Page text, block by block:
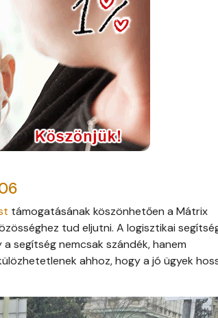
támogatásának köszönhetően a Mátrix
tud eljutni. A logisztikai
segítség nemcsak szándék, hanem
ahhoz, hogy a jó ügyek